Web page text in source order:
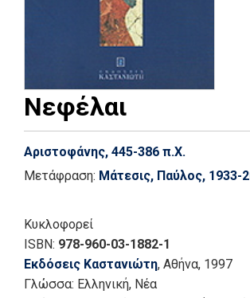
Νεφέλαι
Αριστοφάνης, 445-386 π.Χ.
Μετάφραση: Μάτεσις, Παύλος, 1933-
Κυκλοφορεί
ISBN: 978-960-03-1882-1
Εκδόσεις Καστανιώτη, Αθήνα, 1997
Γλώσσα: Ελληνική, Νέα